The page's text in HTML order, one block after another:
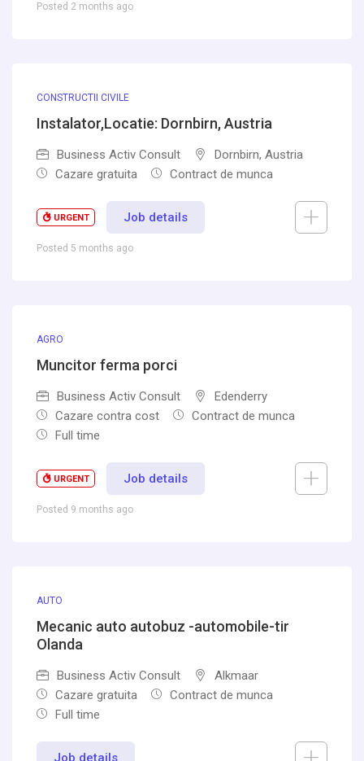
Posted 2 months ago
CONSTRUCTII CIVILE
Instalator,Locatie: Dornbirn, Austria
Business Activ Consult
Dornbirn, Austria
Cazare gratuita
Contract de munca
URGENT Job details
Posted 5 months ago
AGRO
Muncitor ferma porci
Business Activ Consult
Edenderry
Cazare contra cost
Contract de munca
Full time
URGENT Job details
Posted 9 months ago
AUTO
Mecanic auto autobuz -automobile-tir
Olanda
Business Activ Consult
Alkmaar
Cazare gratuita
Contract de munca
Full time
Job details